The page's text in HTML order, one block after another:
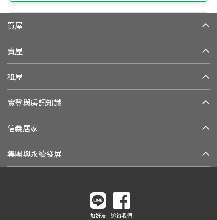
買屋
賣屋
租屋
實登與房訊知識
信義居家
集團與永續發展
加好友 追蹤我們